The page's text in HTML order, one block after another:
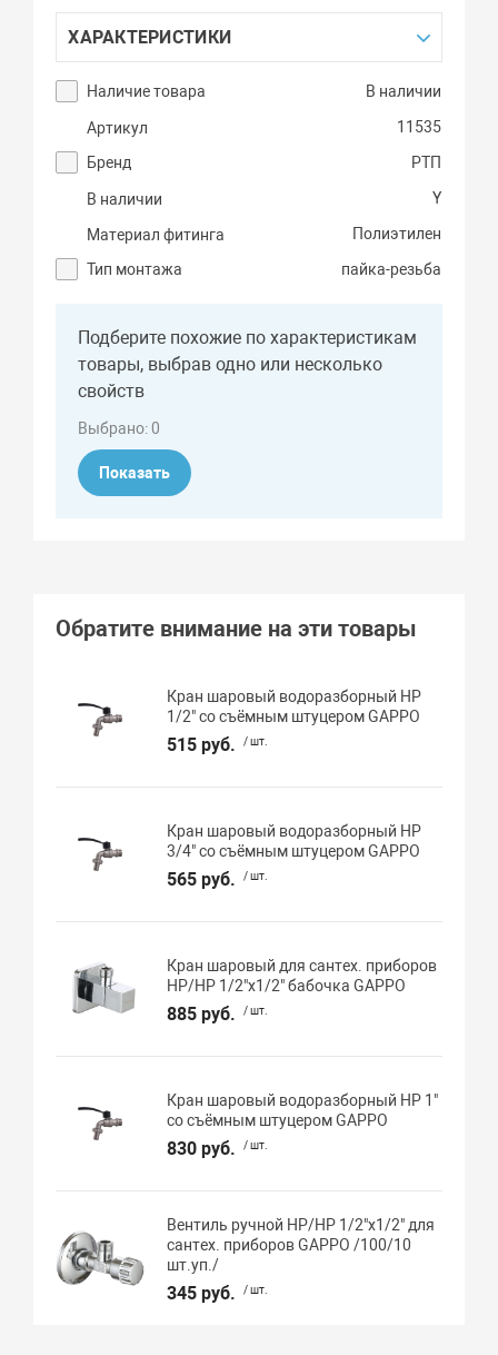
ХАРАКТЕРИСТИКИ
Наличие товара В наличии
Артикул
11535
Бренд
РТП
В наличии Y
Материал фитинга
Полиэтилен
Тип монтажа
пайка-резьба
Подберите похожие по характеристикам
товары, выбрав одно или несколько
свойств
Выбрано:0
Показать
Обратите внимание на эти товары
Кран шаровый водоразборный НР
1/2" со съёмным штуцером GAPPO
515 руб. / шт.
Кран шаровый водоразборный НР
3/4" со съёмным штуцером GAPPO
565 руб. / шт.
Кран шаровый для сантех. приборов
НР/НР 1/2"х1/2" бабочка GAPPO
885 руб. / шт.
Кран шаровый водоразборный НР 1"
со съёмным штуцером GAPPO
830 руб. / шт.
Вентиль ручной НР/НР 1/2"х1/2" для
сантех. приборов GAPPO /100/10
шт.уп./
345 руб. / шт.